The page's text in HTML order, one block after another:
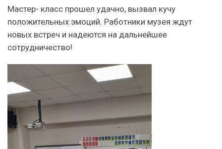
Мастер- класс прошел удачно, вызвал кучу
положительных эмоций. Работники музея ждут
новых встреч и надеются на дальнейшее
сотрудничество!